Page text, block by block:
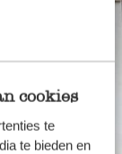
cookies
te
te bieden en